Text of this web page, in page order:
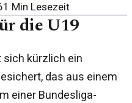
1 Min Lesezeit
die U19
sich kürzlich ein
das aus einem
einer Bundesliga-